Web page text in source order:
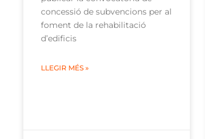
concessió de subvencions per al
foment de la rehabilitació
d’edificis
LLEGIR MÉS »